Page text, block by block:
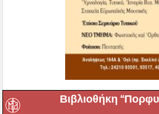
Βιβλιοθήκη